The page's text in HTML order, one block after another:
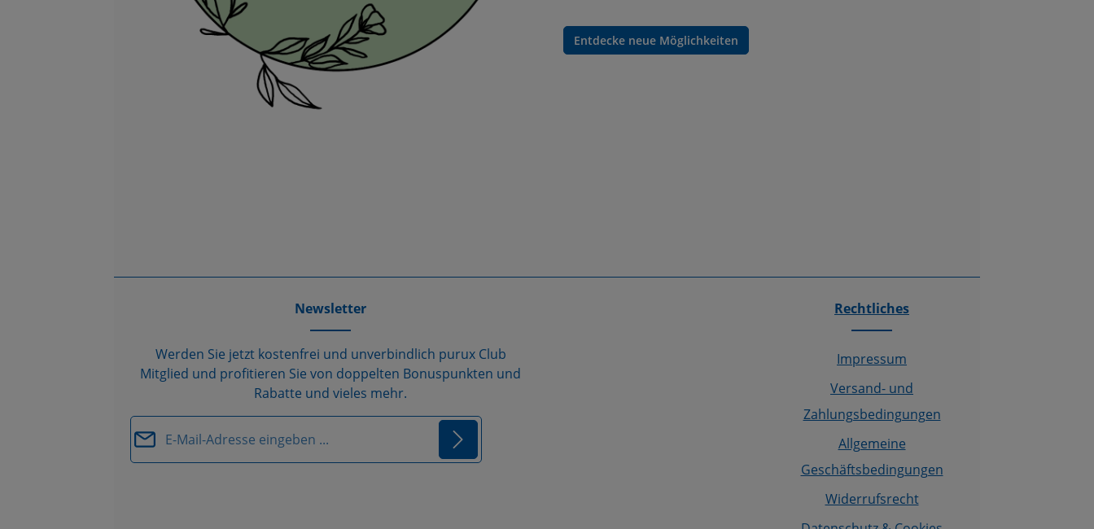
Entdecke neue Möglichkeiten
Newsletter
Werden Sie jetzt kostenfrei und unverbindlich purux Club
Mitglied und profitieren Sie von doppelten Bonuspunkten und
Rabatte und vieles mehr.
Rechtliches
Impressum
Versand- und
Zahlungsbedingungen
Allgemeine
Geschäftsbedingungen
Widerrufsrecht